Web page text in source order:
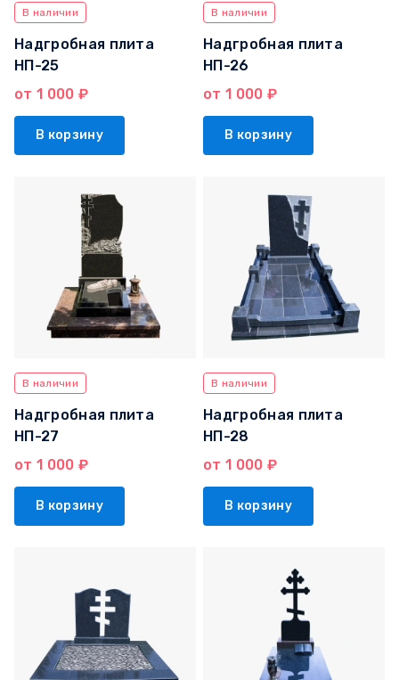
В наличии
Надгробная плита
НП-25
от 1 000 ₽
В корзину
В наличии
Надгробная плита
НП-26
от 1 000 ₽
В корзину
В наличии
Надгробная плита
НП-27
от 1 000 ₽
В корзину
В наличии
Надгробная плита
НП-28
от 1 000 ₽
В корзину